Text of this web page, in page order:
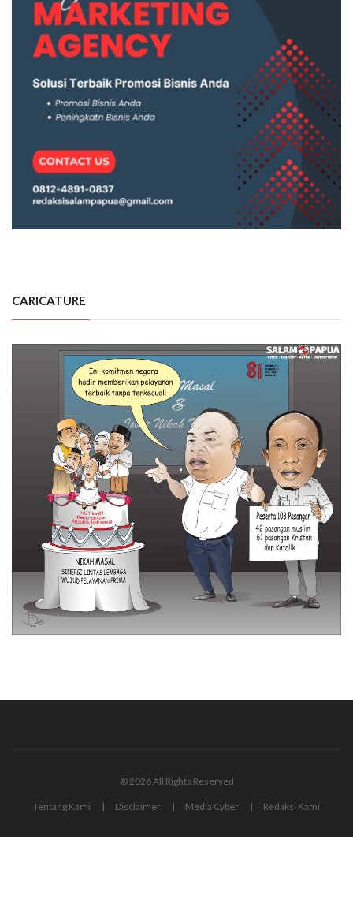
CARICATURE
© 2026 All Rights Reserved
Tentang Kami Disclaimer Media Cyber Redaksi Kami